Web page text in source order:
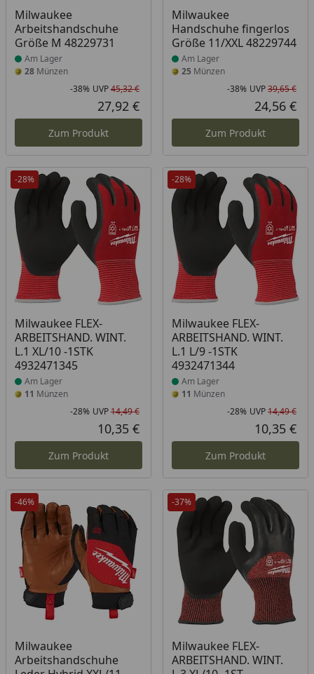
Milwaukee
Arbeitshandschuhe
Größe M 48229731
Produkt am Lager
Am Lager
28 Münzen
Rabatt in Prozent
-38%
Ursprünglicher Preis
UVP45,32 €
Aktueller Preis
27,92 €
Zum Produkt
Milwaukee
Handschuhe fingerlos
Größe 11/XXL 48229744
Produkt am Lager
Am Lager
25 Münzen
-38% UVP39,65 €
24,56 €
Zum Produkt
-28%
Milwaukee FLEX-
ARBEITSHAND. WINT.
L.1 XL/10 -1STK
4932471345
Produkt am Lager
Am Lager
11 Münzen
Rabatt in Prozent
-28%
Ursprünglicher Preis
UVP14,49 €
Aktueller Preis
10,35 €
Zum Produkt
-28%
Milwaukee FLEX-
ARBEITSHAND. WINT.
L.1 L/9 -1STK
4932471344
Produkt am Lager
Am Lager
11 Münzen
-28% UVP14,49 €
10,35 €
Zum Produkt
-46%
Milwaukee
Arbeitshandschuhe
Produkt am Lager
-37%
Milwaukee FLEX-
ARBEITSHAND. WINT.
Produkt am Lager